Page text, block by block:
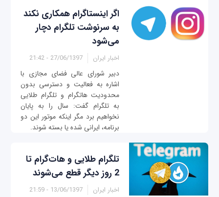
اگر اینستاگرام همکاری نکند
به سرنوشت تلگرام دچار
می‌شود
اخبار ایران 27/06/1397 - 21:42
دبیر شورای عالی فضای مجازی با
اشاره به فعالیت و دسترسی بدون
محدودیت هاتگرام و تلگرام طلایی
به تلگرام گفت: سال را به پایان
نخواهیم برد مگر اینکه موتور این دو
برنامه، ایرانی شده یا بسته شوند.
تلگرام طلایی و هات‌گرام تا
2 روز دیگر قطع می‌شوند
اخبار ایران 13/06/1397 - 21:59